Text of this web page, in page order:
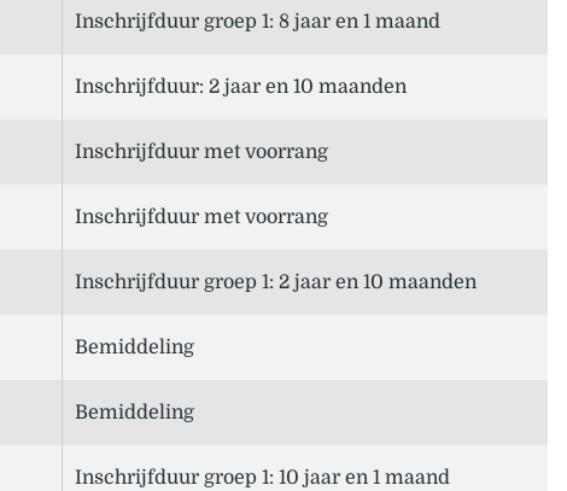
Inschrijfduur groep 1: 8 jaar en 1 maand
Inschrijfduur: 2 jaar en 10 maanden
Inschrijfduur met voorrang
Inschrijfduur met voorrang
Inschrijfduur groep 1: 2 jaar en 10 maanden
Bemiddeling
Bemiddeling
Inschrijfduur groep 1: 10 jaar en 1 maand